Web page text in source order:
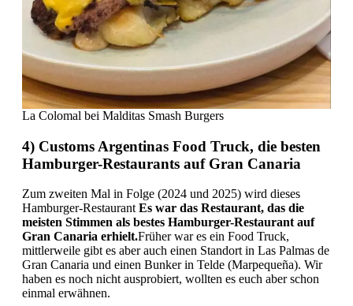
La Colomal bei Malditas Smash Burgers
4) Customs Argentinas Food Truck, die besten
Hamburger-Restaurants auf Gran Canaria
Zum zweiten Mal in Folge (2024 und 2025) wird dieses
Hamburger-Restaurant Es war das Restaurant, das die
meisten Stimmen als bestes Hamburger-Restaurant auf
Gran Canaria erhielt.Früher war es ein Food Truck,
mittlerweile gibt es aber auch einen Standort in Las Palmas de
Gran Canaria und einen Bunker in Telde (Marpequeña). Wir
haben es noch nicht ausprobiert, wollten es euch aber schon
einmal erwähnen.